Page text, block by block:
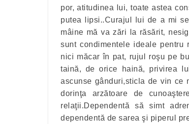
por, atitudinea lui, toate astea
putea lipsi..Curajul lui de a mi
mâine mă va zări la răsărit,
sunt condimentele ideale pentru
nici măcar în pat, rujul roşu pe
taină, de orice haină, privirea
ascunse gânduri,sticla de vin ce
dorinţa arzătoare de
relaţii.Dependentă să simt
dependentă de sarea şi piperul